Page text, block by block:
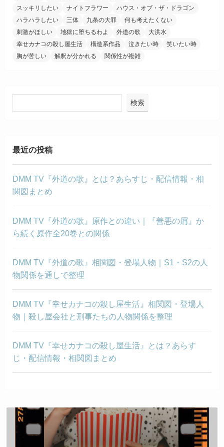
スッキリしたい
ナイトフラワー
ハウス・オブ・ザ・ドラゴン
ハラハラしたい
三体 九条の大罪
何も考えたくない
刺激がほしい
地獄に堕ちるわよ 外道の歌
大洪水
幸せカナコの殺し屋生活
構造系作品 泣きたい時
笑いたい時
胸が苦しい
解釈が分かれる 関係性が複雑
検索
最近の投稿
DMM TV『外道の歌』とは？あらすじ・配信情報・相
関図まとめ
DMM TV『外道の歌』原作との違い｜『善悪の屑』か
ら続く原作全20巻との関係
DMM TV『外道の歌』相関図・登場人物｜S1・S2の人
物関係を通しで整理
DMM TV『幸せカナコの殺し屋生活』相関図・登場人
物｜殺し屋会社と刑事たちの人物関係を整理
DMM TV『幸せカナコの殺し屋生活』とは？あらす
じ・配信情報・相関図まとめ